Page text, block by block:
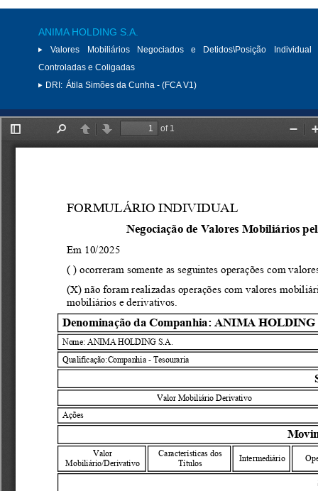
ANIMA HOLDING S.A.
Valores Mobiliários Negociados e Detidos\Posição
Controladas e Coligadas
DRI: Átila Simões da Cunha - (FCA V1)